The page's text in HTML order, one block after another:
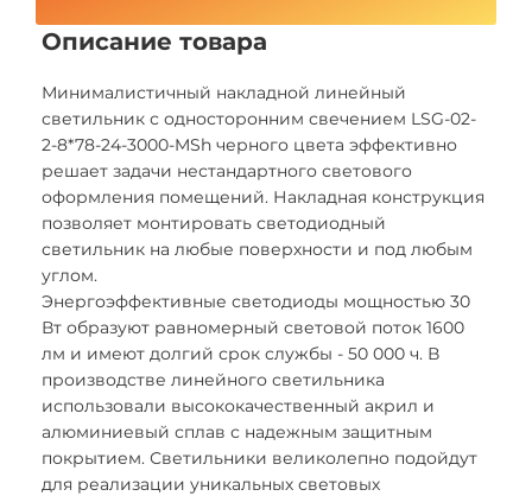
Описание товара
Минималистичный накладной линейный
светильник с односторонним свечением LSG-02-
2-8*78-24-3000-MSh черного цвета эффективно
решает задачи нестандартного светового
оформления помещений. Накладная конструкция
позволяет монтировать светодиодный
светильник на любые поверхности и под любым
углом.
Энергоэффективные светодиоды мощностью 30
Вт образуют равномерный световой поток 1600
лм и имеют долгий срок службы - 50 000 ч. В
производстве линейного светильника
использовали высококачественный акрил и
алюминиевый сплав с надежным защитным
покрытием. Светильники великолепно подойдут
для реализации уникальных световых